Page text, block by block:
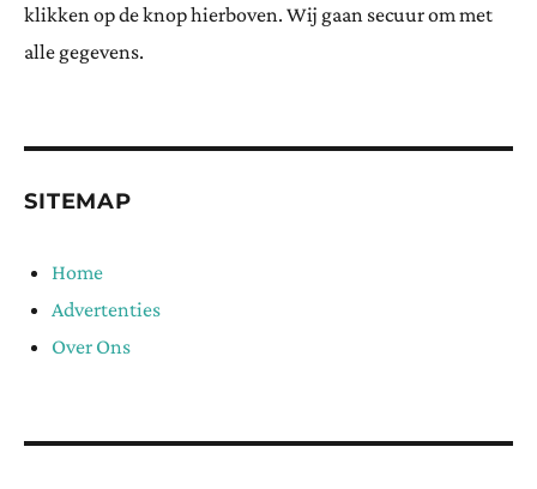
klikken op de knop hierboven. Wij gaan secuur om met
alle gegevens.
SITEMAP
Home
Advertenties
Over Ons